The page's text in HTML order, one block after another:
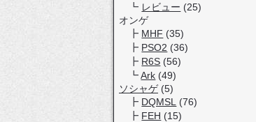
レビュー (25)
オンゲ
MHF (35)
PSO2 (36)
R6S (56)
Ark (49)
ソシャゲ(5)
DQMSL
(76)
FEH (15)